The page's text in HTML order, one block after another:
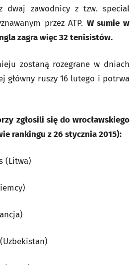
dwaj zawodnicy z tzw. special
przez ATP. W sumie w
zagra więc 32 tenisistów.
zostaną rozegrane w dniach
główny ruszy 16 lutego i potrwa
zgłosili się do wrocławskiego
rankingu z 26 stycznia 2015):
(Litwa)